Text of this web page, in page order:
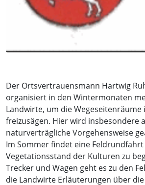
Der Ortsvertrauensmann Hartwig
organisiert in den Wintermonaten
Landwirte, um die
freizusägen. Hier wird insbesondere
naturverträgliche Vorgehensweise
Im Sommer findet eine
Vegetationsstand der Kulturen zu
Trecker und Wagen geht es zu den
die Landwirte Erläuterungen über